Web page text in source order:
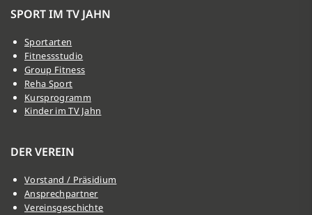
SPORT IM TV JAHN
Sportarten
Fitnessstudio
Group Fitness
Reha Sport
Kursprogramm
Kinder im TV Jahn
DER VEREIN
Vorstand / Präsidium
Ansprechpartner
Vereinsgeschichte